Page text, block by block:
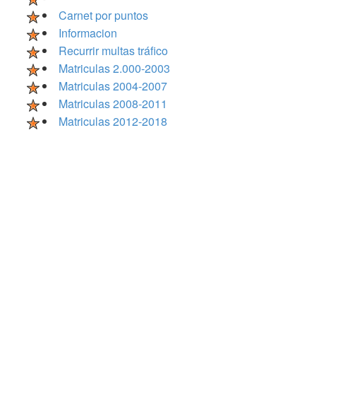
Carnet por puntos
Informacion
Recurrir multas tráfico
Matriculas 2.000-2003
Matriculas 2004-2007
Matriculas 2008-2011
Matriculas 2012-2018